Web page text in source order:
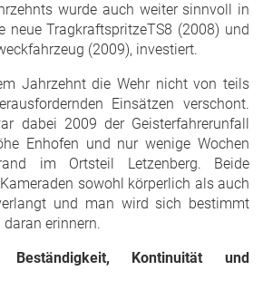
wurde auch weiter sinnvoll in
neue TragkraftspritzeTS8 (2008) und
(2009), investiert.
Jahrzehnt die Wehr nicht von teils
Einsätzen verschont.
dabei 2009 der Geisterfahrerunfall
Enhofen und nur wenige Wochen
im Ortsteil Letzenberg. Beide
sowohl körperlich als auch
und man wird sich bestimmt
erinnern.
Kontinuität und